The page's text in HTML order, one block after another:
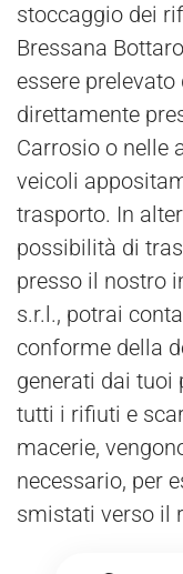
stoccaggio dei
Bressana
essere
direttamente
Carrosio o nelle
veicoli
trasporto. In
possibilità di
presso il nostro
s.r.l., potrai
conforme della
generati dai tuoi
tutti i rifiuti e
macerie,
necessario, per
smistati verso il